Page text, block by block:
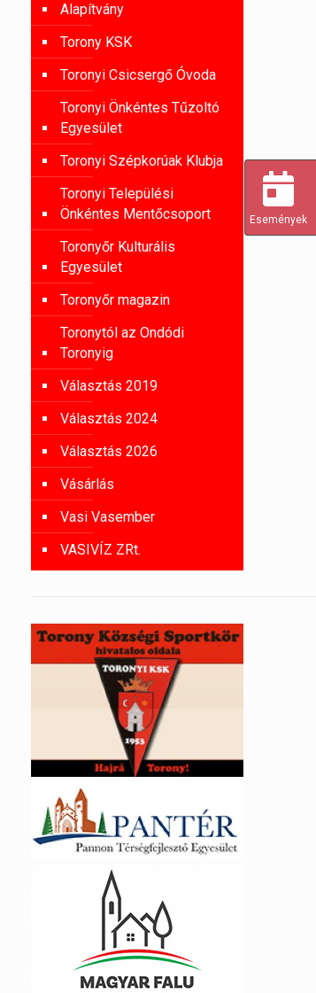
Alapítvány
Torony KSK
Toronyi Csicsergő Óvoda
Toronyi Önkéntes Tűzoltó
Egyesület
Toronyi Szépkorúak Klubja
Toronyi Települési
Önkéntes Mentőcsoport
Toronyőr Kulturális
Egyesület
Toronyőr magazin
Toronytól az Ondódi
Toronyig
Választás 2019
Választás 2024
Választás 2026
Vásárlás
Vasi Vasember
VASIVÍZ ZRt.
Események